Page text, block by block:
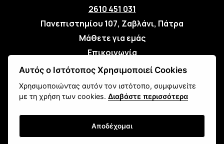
2610 451 031
Πανεπιστημίου 107, Ζαβλάνι, Πάτρα
Μάθετε για εμάς
Επικοινωνία
Newsletter
Εγγραφή
Αυτός ο Ιστότοπος Χρησιμοποιεί Cookies
Χρησιμοποιώντας αυτόν τον ιστότοπο, συμφωνείτε
με τη χρήση των cookies.Διαβάστε περισσότερα
Αποδέχομαι